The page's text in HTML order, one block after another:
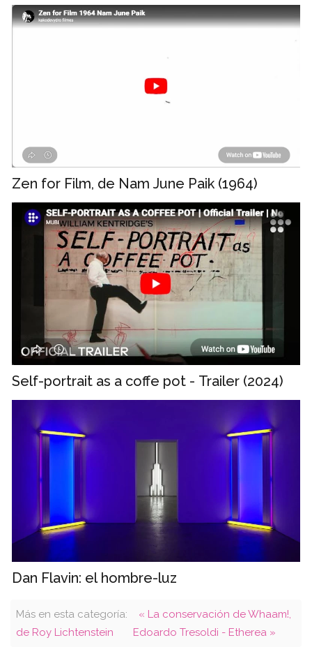
Zen for Film, de Nam June Paik (1964)
Self-portrait as a coffe pot - Trailer (2024)
Dan Flavin: el hombre-luz
Más en esta categoría:
« La conservación de Whaam!,
de Roy Lichtenstein
Edoardo Tresoldi - Etherea »